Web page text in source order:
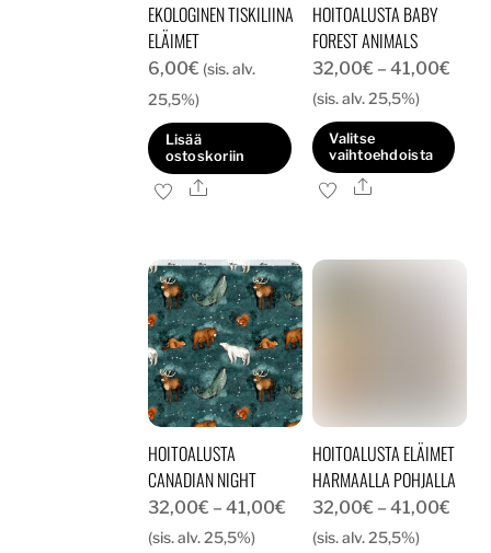
sivulla.
sivulla.
EKOLOGINEN TISKILIINA
ELÄIMET
6,00€ (sis. alv.
25,5%)
Lisää
ostoskoriin
Ale
HOITOALUSTA BABY
FOREST ANIMALS
32,00€ – 41,00€
-
(sis. alv. 25,5%)
Valitse
vaihtoehdoista
Tällä
useampi
tuotteen
sivulla.
Ale
HOITOALUSTA
CANADIAN NIGHT
32,00€ – 41,00€ Hintaluokka:
32,00€
(sis. alv. 25,5%)
HOITOALUSTA ELÄIMET
HARMAALLA POHJALLA
32,00€ – 41,00€
(sis. alv. 25,5%)